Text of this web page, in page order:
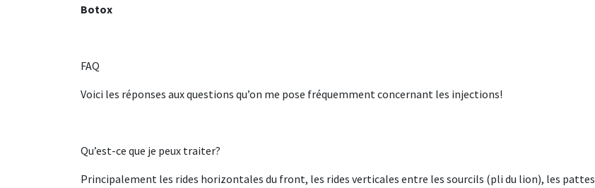
Botox
FAQ
Voici les réponses aux questions qu’on me pose fréquemment concernant les injections!
Qu’est-ce que je peux traiter?
Principalement les rides horizontales du front, les rides verticales entre les sourcils (pli du lion), les pattes